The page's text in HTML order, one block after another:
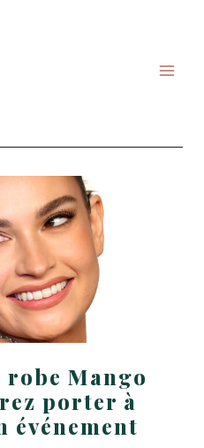
robe Mango
porter à
événement